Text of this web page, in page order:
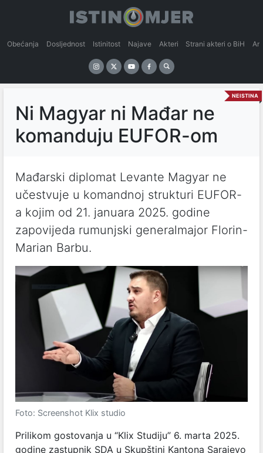
Obećanja Dosljednost Istinitost Najave Akteri Strani akteri o BiH
NEISTINA
Ni Magyar ni Mađar ne
komanduju EUFOR-om
Mađarski diplomat Levante Magyar ne
učestvuje u komandnoj strukturi EUFOR-
a kojim od 21. januara 2025. godine
zapovijeda rumunjski generalmajor Florin-
Marian Barbu.
Foto: Screenshot Klix studio
Prilikom gostovanja u “Klix Studiju” 6. marta 2025.
godine zastupnik SDA u Skupštini Kantona Sarajevo